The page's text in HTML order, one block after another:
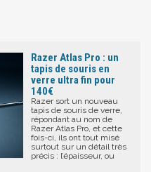
Razer Atlas Pro : un
tapis de souris en
verre ultra fin pour
140€
Razer sort un nouveau
tapis de souris de verre,
répondant au nom de
Razer Atlas Pro, et cette
fois-ci, ils ont tout misé
surtout sur un détail très
précis : l’épaisseur, ou